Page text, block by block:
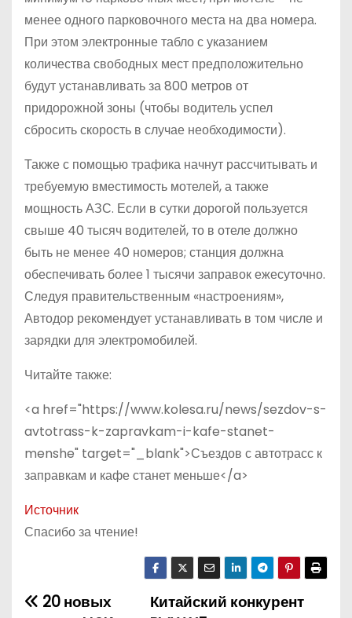
менее одного парковочного места на два номера.
При этом электронные табло с указанием
количества свободных мест предположительно
будут устанавливать за 800 метров от
придорожной зоны (чтобы водитель успел
сбросить скорость в случае необходимости).
Также с помощью трафика начнут рассчитывать и
требуемую вместимость мотелей, а также
мощность АЗС. Если в сутки дорогой пользуется
свыше 40 тысяч водителей, то в отеле должно
быть не менее 40 номеров; станция должна
обеспечивать более 1 тысячи заправок ежесуточно.
Следуя правительственным «настроениям»,
Автодор рекомендует устанавливать в том числе и
зарядки для электромобилей.
Читайте также:
<a href="https://www.kolesa.ru/news/sezdov-s-
avtotrass-k-zapravkam-i-kafe-stanet-
menshe" target="_blank">Съездов с автотрасс к
заправкам и кафе станет меньше</a>
Источник
Спасибо за чтение!
Н
Китайский конкурент
20 новых